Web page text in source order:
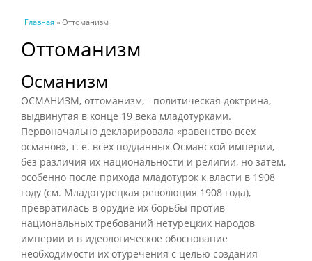
Вы здесь
Главная » Оттоманизм
Оттоманизм
Османизм
ОСМАНИЗМ, оттоманизм, - политическая доктрина,
выдвинутая в конце 19 века младотурками.
Первоначально декларировала «равенство всех
османов», т. е. всех подданных Османской империи,
без различия их национальности и религии, но затем,
особенно после прихода младотурок к власти в 1908
году (см. Младотурецкая революция 1908 года),
превратилась в орудие их борьбы против
национальных требований нетурецких народов
империи и в идеологическое обоснование
необходимости их отуречения с целью создания